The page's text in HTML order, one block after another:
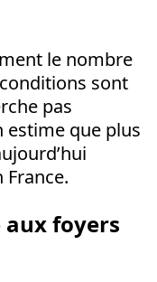
le nombre
sont
pas
estime que plus
aux foyers